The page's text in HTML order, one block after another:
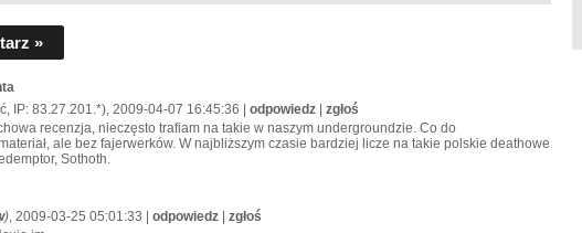
»
IP: 83.27.201.*), 2009-04-07 16:45:36 | odpowiedz | zgłoś
recenzja, nieczęsto trafiam na takie w naszym undergroundzie. Co do
ale bez fajerwerków. W najbliższym czasie bardziej licze na takie polskie deathowe
Sothoth.
), 2009-03-25 05:01:33 | odpowiedz | zgłoś